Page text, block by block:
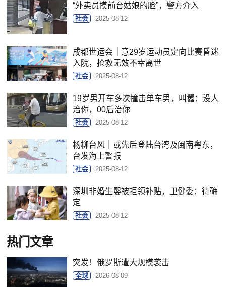
“外卖员摸前台姑娘的脸”，警方介入
社会 2025-08-12
成都世运会｜意29岁运动员定向比赛昏迷
入院，抢救无效不幸离世
社会 2025-08-12
19岁男开车多次撞击单车男，叫嚣：没人
治你，00后治你
社会 2025-08-12
杨柳台风｜或先后登陆台湾及闽南粤东，
台发海上警报
社会 2025-08-12
深圳非婚生婴被拒领补贴，卫健委：待确
定
社会 2025-08-12
热门文章
突发！俄罗斯遭大规模袭击
全球 2026-08-09